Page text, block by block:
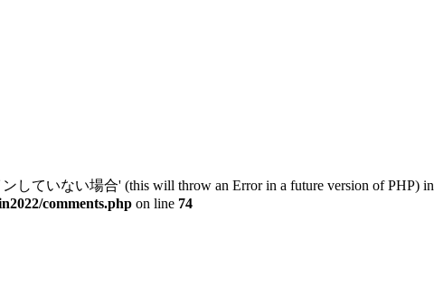
していない場合' (this will throw an Error in a future version of PHP) in
comments.php on line 74